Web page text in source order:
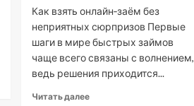
Как взять онлайн‑заём без
неприятных сюрпризов Первые
шаги в мире быстрых займов
чаще всего связаны с волнением,
ведь решения приходится...
Читать далееRead